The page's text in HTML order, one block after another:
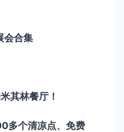
会合集
其林餐厅！
多个清凉点、免费